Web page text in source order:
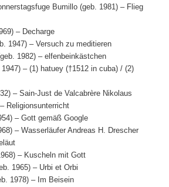
Bumillo (geb. 1981) – Flieg
– Decharge
1947) – Versuch zu meditieren
1982) – elfenbeinkästchen
– (1) hatuey (†1512 in cuba) / (2)
– Sain-Just de Valcabrère Nikolaus
Religionsunterricht
– Gott gemäß Google
– Wasserläufer Andreas H. Drescher
– Kuscheln mit Gott
1965) – Urbi et Orbi
1978) – Im Beisein